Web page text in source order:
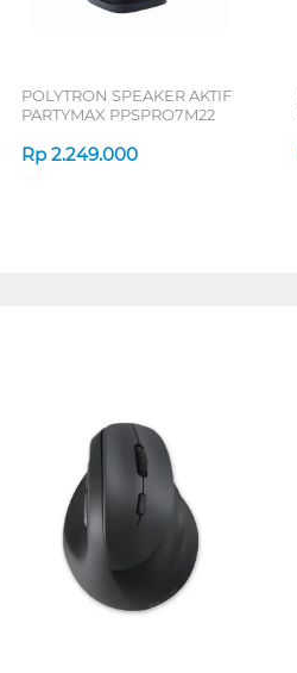
POLYTRON SPEAKER AKTIF
PARTYMAX PPSPRO7M22
Rp 2.249.000